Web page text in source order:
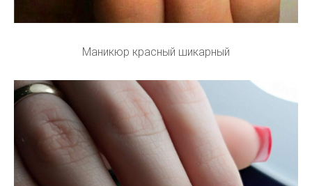
Маникюр красный шикарный